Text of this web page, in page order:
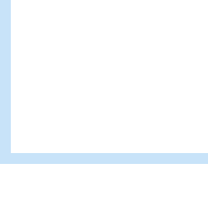
Queda prohibida la
autorizada